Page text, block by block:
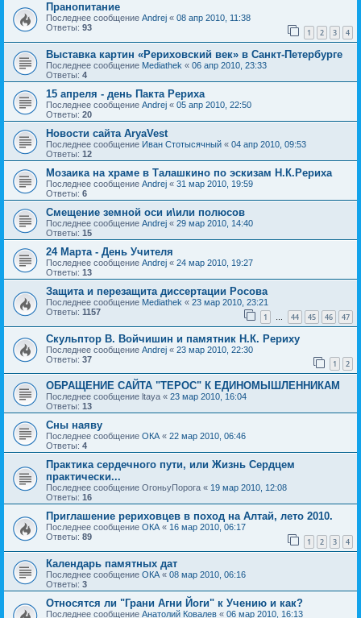
Пранопитание
Последнее сообщение Andrej « 08 апр 2010, 11:38
Ответы: 93 1 2 3 4
Выставка картин «Рериховский век» в Санкт-Петербурге
Последнее сообщение Mediathek « 06 апр 2010, 23:33
Ответы: 4
15 апреля - день Пакта Рериха
Последнее сообщение Andrej « 05 апр 2010, 22:50
Ответы: 20
Новости сайта AryaVest
Последнее сообщение Иван Стотысячный « 04 апр 2010, 09:53
Ответы: 12
Мозаика на храме в Талашкино по эскизам Н.К.Рериха
Последнее сообщение Andrej « 31 мар 2010, 19:59
Ответы: 6
Смещение земной оси и\или полюсов
Последнее сообщение Andrej « 29 мар 2010, 14:40
Ответы: 15
24 Марта - День Учителя
Последнее сообщение Andrej « 24 мар 2010, 19:27
Ответы: 13
Защита и перезащита диссертации Росова
Последнее сообщение Mediathek « 23 мар 2010, 23:21
Ответы: 1157 1 … 44 45 46 47
Скульптор В. Войчишин и памятник Н.К. Рериху
Последнее сообщение Andrej « 23 мар 2010, 22:30
Ответы: 37 1 2
ОБРАЩЕНИЕ САЙТА "ТЕРОС" К ЕДИНОМЫШЛЕННИКАМ
Последнее сообщение ltaya « 23 мар 2010, 16:04
Ответы: 13
Сны наяву
Последнее сообщение ОКА « 22 мар 2010, 06:46
Ответы: 4
Практика сердечного пути, или Жизнь Сердцем
практически...
Последнее сообщение ОгоньуПорога « 19 мар 2010, 12:08
Ответы: 16
Приглашение рериховцев в поход на Алтай, лето 2010.
Последнее сообщение ОКА « 16 мар 2010, 06:17
Ответы: 89 1 2 3 4
Календарь памятных дат
Последнее сообщение ОКА « 08 мар 2010, 06:16
Ответы: 3
Относятся ли "Грани Агни Йоги" к Учению и как?
Последнее сообщение Анатолий Ковалев « 06 мар 2010, 16:13